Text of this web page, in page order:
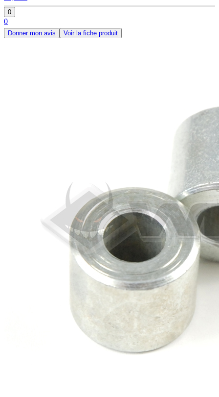
0
0
Donner mon avis Voir la fiche produit